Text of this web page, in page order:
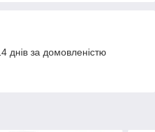
днів за домовленістю